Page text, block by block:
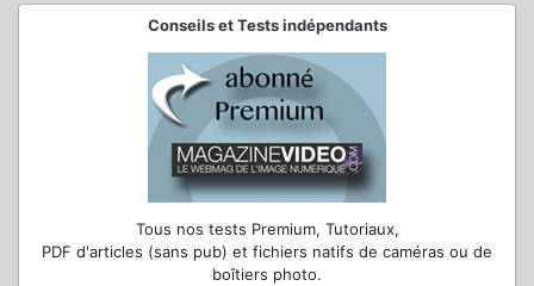
Conseils et Tests indépendants
Tous nos tests Premium, Tutoriaux,
PDF d'articles (sans pub) et fichiers natifs de caméras ou de
boîtiers photo.